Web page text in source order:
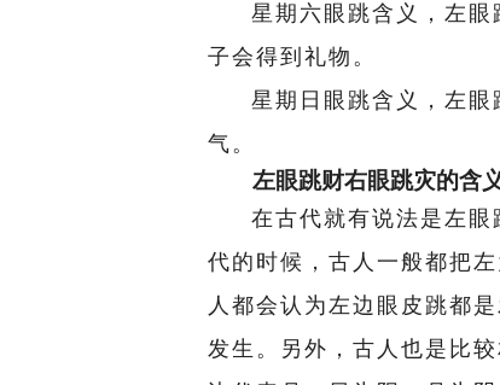
星期六眼跳含义，左眼
子会得到礼物。
星期日眼跳含义，左
气。
左眼跳财右眼跳灾的含
在古代就有说法是左
代的时候，古人一般都把
人都会认为左边眼皮跳都
发生。另外，古人也是比